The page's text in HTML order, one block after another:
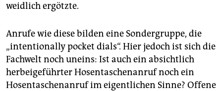
weidlich ergötzte.
Anrufe wie diese bilden eine Sondergruppe, die
„inten­tio­nally pocket dials“. Hier jedoch ist sich die
Fachwelt noch uneins: Ist auch ein absichtlich
herbeigeführter Hosentaschenanruf noch ein
Hosentaschenanruf im eigentlichen Sinne? Offene